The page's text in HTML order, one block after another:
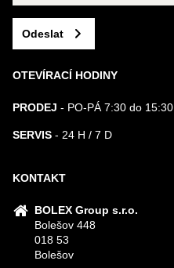
Odeslat
OTEVÍRACÍ HODINY
PRODEJ - PO-PÁ 7:30 do 15:30
SERVIS - 24 H / 7 D
KONTAKT
BOLEX Group s.r.o.
Bolešov 448
018 53
Bolešov